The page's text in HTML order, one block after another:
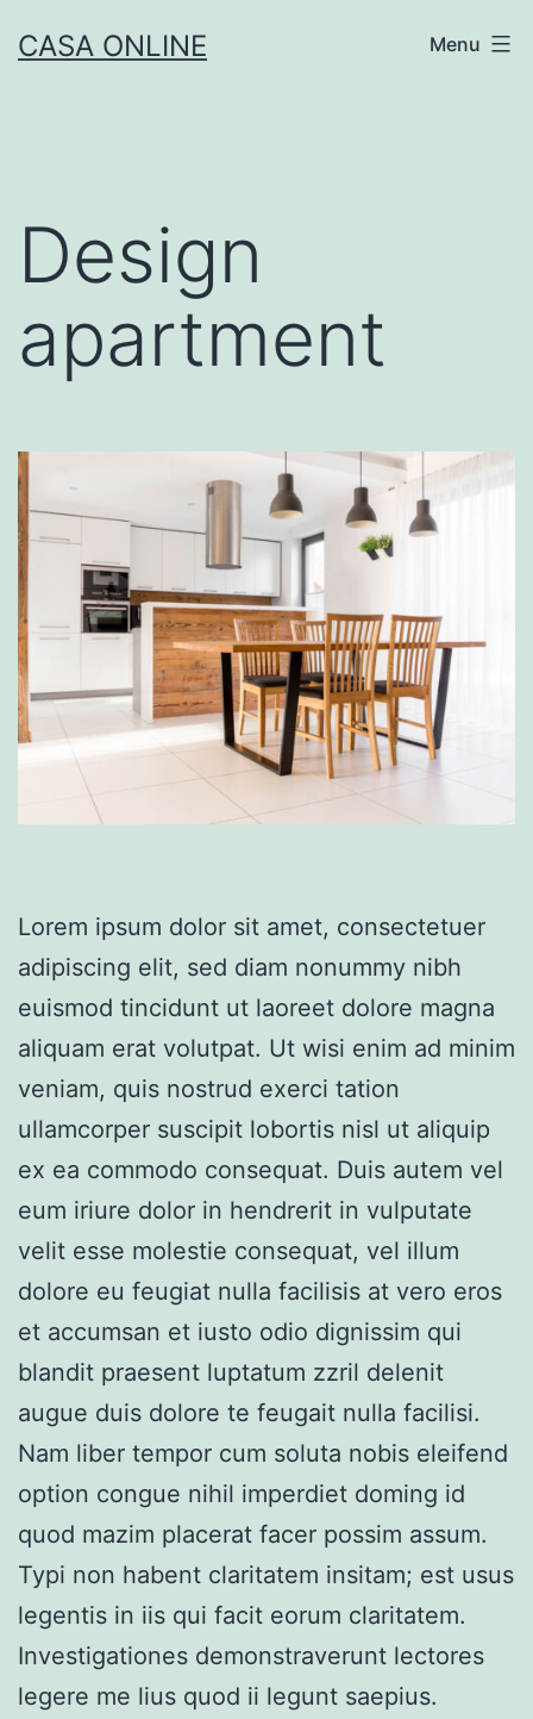
toCASA ONLINE Menu
Design
apartment
Lorem ipsum dolor sit amet, consectetuer
adipiscing elit, sed diam nonummy nibh
euismod tincidunt ut laoreet dolore magna
aliquam erat volutpat. Ut wisi enim ad minim
veniam, quis nostrud exerci tation
ullamcorper suscipit lobortis nisl ut aliquip
ex ea commodo consequat. Duis autem vel
eum iriure dolor in hendrerit in vulputate
velit esse molestie consequat, vel illum
dolore eu feugiat nulla facilisis at vero eros
et accumsan et iusto odio dignissim qui
blandit praesent luptatum zzril delenit
augue duis dolore te feugait nulla facilisi.
Nam liber tempor cum soluta nobis eleifend
option congue nihil imperdiet doming id
quod mazim placerat facer possim assum.
Typi non habent claritatem insitam; est usus
legentis in iis qui facit eorum claritatem.
Investigationes demonstraverunt lectores
legere me lius quod ii legunt saepius.